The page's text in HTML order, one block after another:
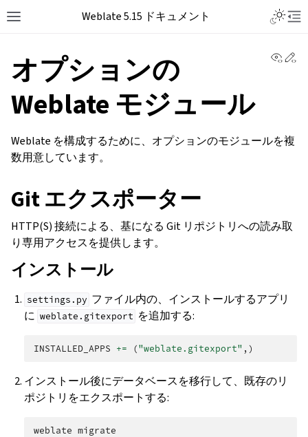
Weblate 5.15 ドキュメント
オプションの
Weblate モジュール
Weblate を構成するために、オプションのモジュールを複
数用意しています。
Git エクスポーター
HTTP(S) 接続による、基になる Git リポジトリへの読み取
り専用アクセスを提供します。
インストール
settings.py ファイル内の、インストールするアプリ
に weblate.gitexport を追加する:
INSTALLED_APPS += ("weblate.gitexport" ,)
インストール後にデータベースを移行して、既存のリ
ポジトリをエクスポートする:
weblate